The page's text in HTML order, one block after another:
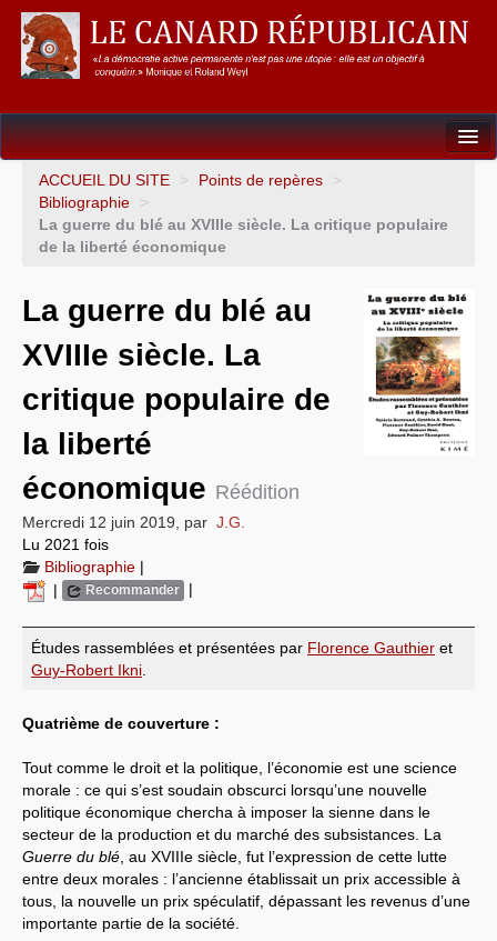
Dossiers
L’Union européenne
Un éléphant, ça trompe énormément !
Gouvernance mondiale & mondialisation
International
Résistances
L’Empire américain
Systèmes & société sous contrôle
Nouvelles de l’antirépublique
Guerre en Ukraine
ACCUEIL DU SITE > Points de repères
>
Bibliographie
>
La guerre du blé au XVIIIe siècle. La critique populaire
de la liberté économique
La guerre du blé au
XVIIIe siècle. La
critique populaire de
la liberté
économique Réédition
Mercredi 12 juin 2019 par J.G.
Lu 2021 fois
Bibliographie |
|
Recommander |
Études rassemblées et présentées par Florence Gauthier et
Guy-Robert Ikni
Quatrième de couverture :
Tout comme le droit et la politique, l’économie est une science
morale : ce qui s’est soudain obscurci lorsqu’une nouvelle
politique économique chercha à imposer la sienne dans le
secteur de la production et du marché des subsistances. La
Guerre du blé , au XVIIIe siècle, fut l’expression de cette lutte
entre deux morales : l’ancienne établissait un prix accessible à
tous, la nouvelle un prix spéculatif, dépassant les revenus d’une
importante partie de la société.